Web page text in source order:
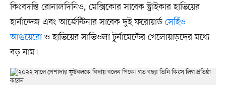
কিংবদন্তি রোনালদিনিও, মেক্সিকোর সাবেক স্ট্রাইকার হাভিয়ের
হার্নান্দেজ এবং আর্জেন্টিনার সাবেক দুই ফরোয়ার্ড সের্হিও
আগুয়েরোও হাভিয়ের সাভিওলা টুর্নামেন্টের খেলোয়াড়দের মধ্যে
বড় নাম।